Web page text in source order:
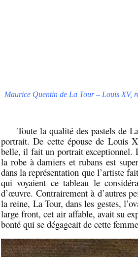
Maurice Quentin de La Tour – Louis XV,
Toute la qualité des pastels de
portrait. De cette épouse de Louis
belle, il fait un portrait exceptionnel.
la robe à damiers et rubans est
dans la représentation que l’artiste
qui voyaient ce tableau le
d’œuvre. Contrairement à d’autres
la reine, La Tour, dans les gestes,
large front, cet air affable, avait su
bonté qui se dégageait de cette